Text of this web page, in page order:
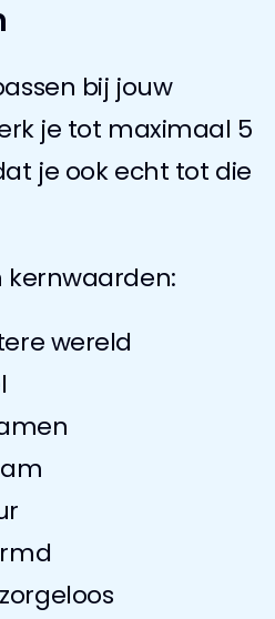
bij jouw
je tot maximaal 5
je ook echt tot die
wereld